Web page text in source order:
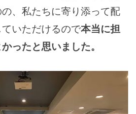
、私たちに寄り添って配
いただけるので本当に担
ったと思いました。